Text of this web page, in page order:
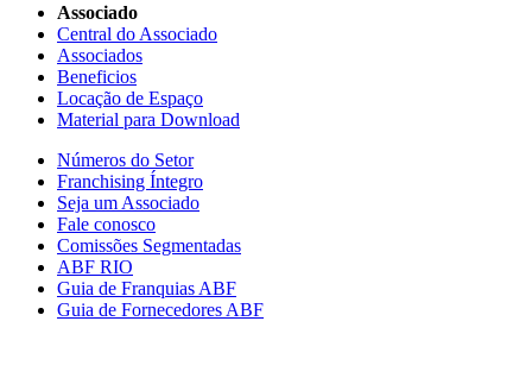
Associado
Central do Associado
Associados
Beneficios
Locação de Espaço
Material para Download
Números do Setor
Franchising Íntegro
Seja um Associado
Fale conosco
Comissões Segmentadas
ABF RIO
Guia de Franquias ABF
Guia de Fornecedores ABF